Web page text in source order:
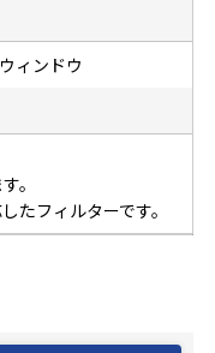
ィンドウ
。
たフィルターです。